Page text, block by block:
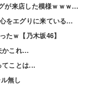
【牙狼】8月5日のPIA数店舗で夢のタッグが来店した模様ｗｗｗｗｗ
とある遊技アンケートがパチンカス達の心をエグりに来ていると話題ｗｗｗｗｗ
たｗ【乃木坂46】
かこれ…
てことは...
無し